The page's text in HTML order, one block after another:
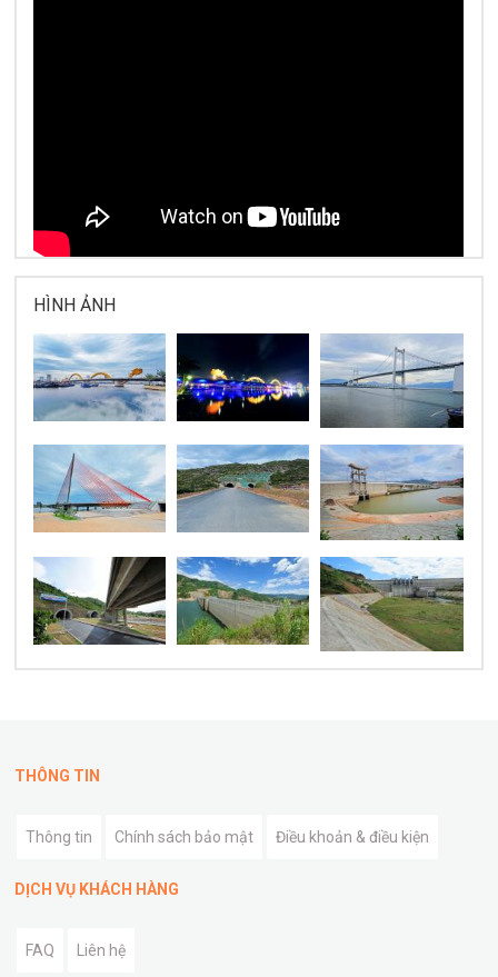
HÌNH ẢNH
THÔNG TIN
Thông tin Chính sách bảo mật Điều khoản & điều kiện
DỊCH VỤ KHÁCH HÀNG
FAQ Liên hệ